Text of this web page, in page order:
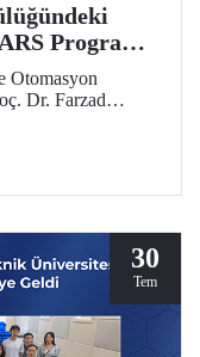
Programı
Otomasyon
Dr. Farzad
Energy
30
Tem